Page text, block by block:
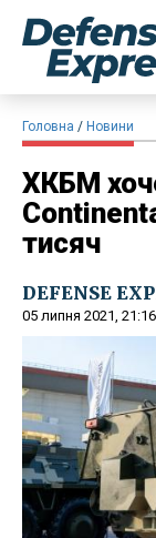
Головна Новини
ХКБМ
тисяч
DEFENSE
05 липня 2021, 21:16